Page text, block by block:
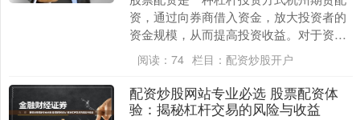
资，通过向券商借入资金，放大投资者的
资金规模，从而提高投资收益。对于资金
有限的投资者来说，股票配资可以提供一
个撬动资金杠杆，....
阅读： 74 栏目： 配资炒股开户
配资炒股网站专业必选 股票配资体
验：揭秘杠杆交易的风险与收益